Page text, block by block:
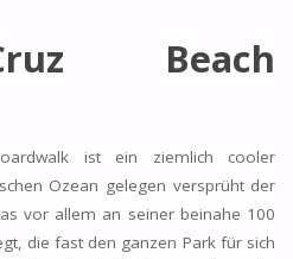
Beach
ist ein ziemlich cooler
Ozean gelegen versprüht der
vor allem an seiner beinahe 100
die fast den ganzen Park für sich